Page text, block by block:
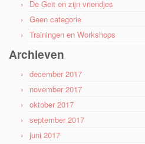
De Geit en zijn vriendjes
Geen categorie
Trainingen en Workshops
Archieven
december 2017
november 2017
oktober 2017
september 2017
juni 2017